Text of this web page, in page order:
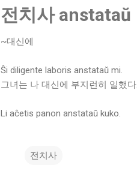
전치사 anstataŭ
~대신에
Ŝi diligente laboris anstataŭ mi.
그녀는 나 대신에 부지런히 일했다.
Li aĉetis panon anstataŭ kuko.
전치사